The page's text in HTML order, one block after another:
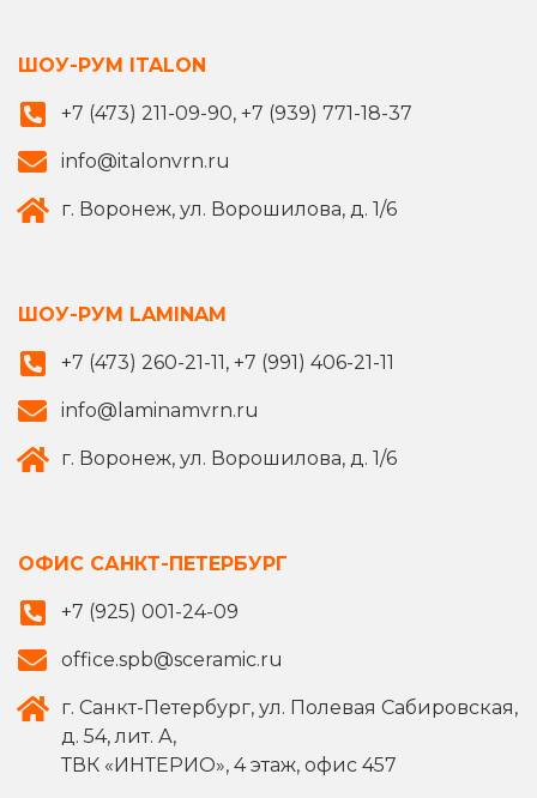
ШОУ-РУМ ITALON
+7 (473) 211-09-90, +7 (939) 771-18-37
info@italonvrn.ru
г. Воронеж, ул. Ворошилова, д. 1/6
ШОУ-РУМ LAMINAM
+7 (473) 260-21-11, +7 (991) 406-21-11
info@laminamvrn.ru
г. Воронеж, ул. Ворошилова, д. 1/6
ОФИС САНКТ-ПЕТЕРБУРГ
+7 (925) 001-24-09
office.spb@sceramic.ru
г. Санкт-Петербург, ул. Полевая Сабировская,
д. 54, лит. А,
ТВК «ИНТЕРИО», 4 этаж, офис 457